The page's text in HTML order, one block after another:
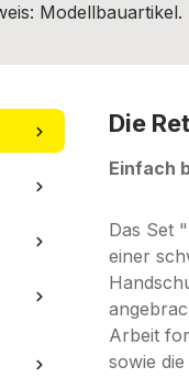
Modellbauartikel.
Die
Einfach
Das Set
einer
Arbeit
sowie